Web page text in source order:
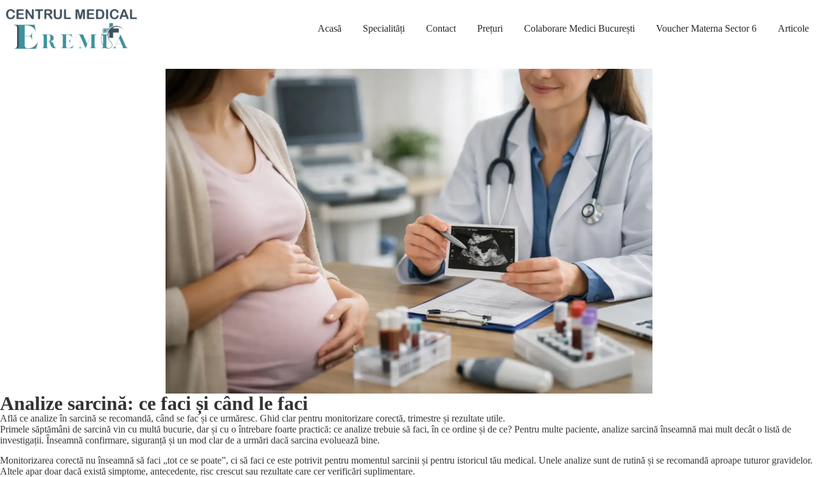
Acasă Specialități Contact Prețuri Colaborare Medici București Voucher Materna Sector 6 Articole
Analize sarcină: ce faci și când le faci
Află ce analize în sarcină se recomandă, când se fac și ce urmăresc. Ghid clar pentru monitorizare corectă, trimestre și rezultate utile.
Primele săptămâni de sarcină vin cu multă bucurie, dar și cu o întrebare foarte practică: ce analize trebuie să faci, în ce ordine și de ce? Pentru multe paciente, analize sarcină înseamnă mai mult decât o listă de
investigații. Înseamnă confirmare, siguranță și un mod clar de a urmări dacă sarcina evoluează bine.
Monitorizarea corectă nu înseamnă să faci „tot ce se poate”, ci să faci ce este potrivit pentru momentul sarcinii și pentru istoricul tău medical. Unele analize sunt de rutină și se recomandă aproape tuturor gravidelor.
Altele apar doar dacă există simptome, antecedente, risc crescut sau rezultate care cer verificări suplimentare.